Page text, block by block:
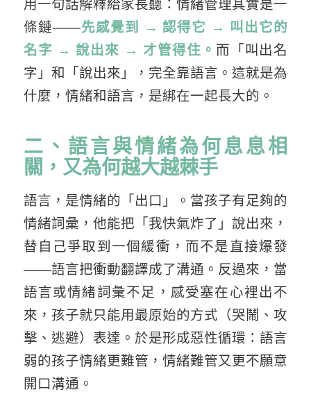
用一句話解釋給家長聽：情緒管理其實是一
條鏈——先感覺到 → 認得它 → 叫出它的
名字 → 說出來 → 才管得住。 而「叫出名
字」和「說出來」，完全靠語言。這就是為
什麼，情緒和語言，是綁在一起長大的。
二、語言與情緒為何息息相
關，又為何越大越棘手
語言，是情緒的「出口」。當孩子有足夠的
情緒詞彙，他能把「我快氣炸了」說出來，
替自己爭取到一個緩衝，而不是直接爆發
——語言把衝動翻譯成了溝通。反過來，當
語言或情緒詞彙不足，感受塞在心裡出不
來，孩子就只能用最原始的方式（哭鬧、攻
擊、逃避）表達。於是形成惡性循環：語言
弱的孩子情緒更難管，情緒難管又更不願意
開口溝通。